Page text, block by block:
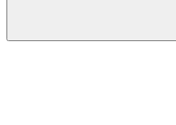
Buscar